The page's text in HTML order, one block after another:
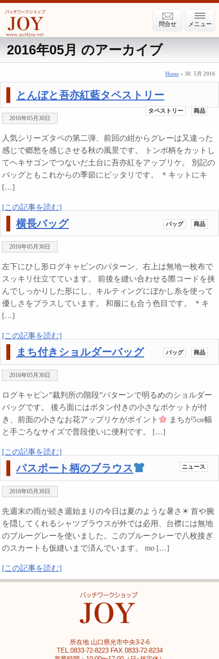
メニュー
問合せ
2016年05月 のアーカイブ
Home » 30. 5月 2016
とんぼと吾亦紅藍タペストリー
タペストリー
商品
2016年05月30日
人気シリーズタペの第二弾、前回の紺からグレーは又違った
感じで郷愁を感じさせる秋の風景です。 トンボ柄をカットし
てヘキサゴンでつないだ土台に吾亦紅をアップリケ。 別記の
バッグともこれからの季節にピッタリです。 ＊キットにキ
[…]
[この記事を読む]
横長バッグ バッグ 商品
2016年05月30日
左下にひし形ログキャビンのパターン、右上は無地一枚布で
スッキリ仕立てています。 前後を縫い合わせる際コードを挟
んでしっかりした形にし、キルティングにぼかし糸を使って
優しさをプラスしています。 和服にも合う色目です。 ＊キ
[…]
[この記事を読む]
まち付きショルダーバッグ バッグ 商品
2016年05月30日
ログキャビン”裁判所の階段”パターンで明るめのショルダー
バッグです。 後ろ面にはボタン付きの小さなポケットが付
き、前面の小さなお花アップリケがポイント
まちが5㎝幅
と手ごろなサイズで普段使いに便利です。 […]
[この記事を読む]
パスポート柄のブラウス ニュース
2016年05月30日
先週末の雨が続き週始まりの今日は夏のような暑さ☀ 首や腕
を隠してくれるシャツブラウスが外では必用、台襟には無地
のブルーグレーを使いました。このブルークレーで八枚接ぎ
のスカートも仮縫いまで済んでいます。 mo […]
[この記事を読む]
所在地 山口県光市中央3-2-6
TEL.0833-72-8223 FAX.0833-72-8234